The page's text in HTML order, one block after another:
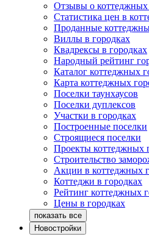
Отзывы о коттеджных
Статистика цен в
Проданные
Виллы в городках
Квадрексы в городках
Народный рейтинг
Каталог коттеджных
Карта коттеджных
Поселки таунхаусов
Поселки дуплексов
Участки в городках
Построенные поселки
Строящиеся поселки
Проекты коттеджных
Строительство
Акции в коттеджных
Коттеджи в городках
Рейтинг коттеджных
Цены в городках
Новостройки